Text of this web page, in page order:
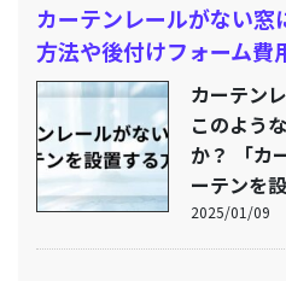
カーテンレールがない窓
方法や後付けフォーム費
カーテン
このよう
か？ 「カ
ーテンを
2025/01/09